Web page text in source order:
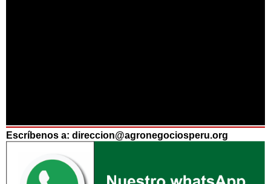
Escríbenos a: direccion@agronegociosperu.org